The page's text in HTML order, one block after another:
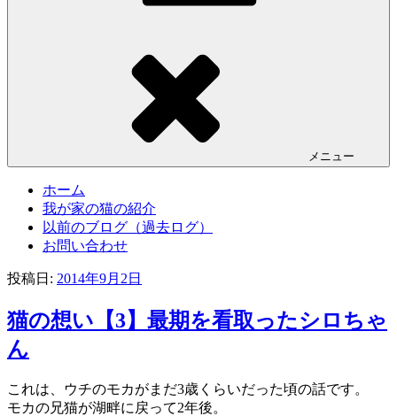
メニュー
ホーム
我が家の猫の紹介
以前のブログ（過去ログ）
お問い合わせ
投稿日: 2014年9月2日
猫の想い【3】最期を看取ったシロちゃ
ん
これは、ウチのモカがまだ3歳くらいだった頃の話です。
モカの兄猫が湖畔に戻って2年後。